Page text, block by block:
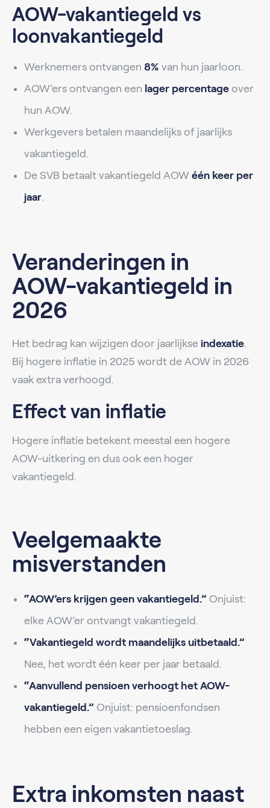
AOW-vakantiegeld vs
loonvakantiegeld
Werknemers ontvangen 8% van hun jaarloon.
AOW’ers ontvangen een lager percentage over
hun AOW.
Werkgevers betalen maandelijks of jaarlijks
vakantiegeld.
De SVB betaalt vakantiegeld AOW één keer per
jaar.
Veranderingen in
AOW-vakantiegeld in
2026
Het bedrag kan wijzigen door jaarlijkse indexatie.
Bij hogere inflatie in 2025 wordt de AOW in 2026
vaak extra verhoogd.
Effect van inflatie
Hogere inflatie betekent meestal een hogere
AOW-uitkering en dus ook een hoger
vakantiegeld.
Veelgemaakte
misverstanden
“AOW’ers krijgen geen vakantiegeld.” Onjuist:
elke AOW’er ontvangt vakantiegeld.
“Vakantiegeld wordt maandelijks uitbetaald.”
Nee, het wordt één keer per jaar betaald.
“Aanvullend pensioen verhoogt het AOW-
vakantiegeld.” Onjuist: pensioenfondsen
hebben een eigen vakantietoeslag.
Extra inkomsten naast